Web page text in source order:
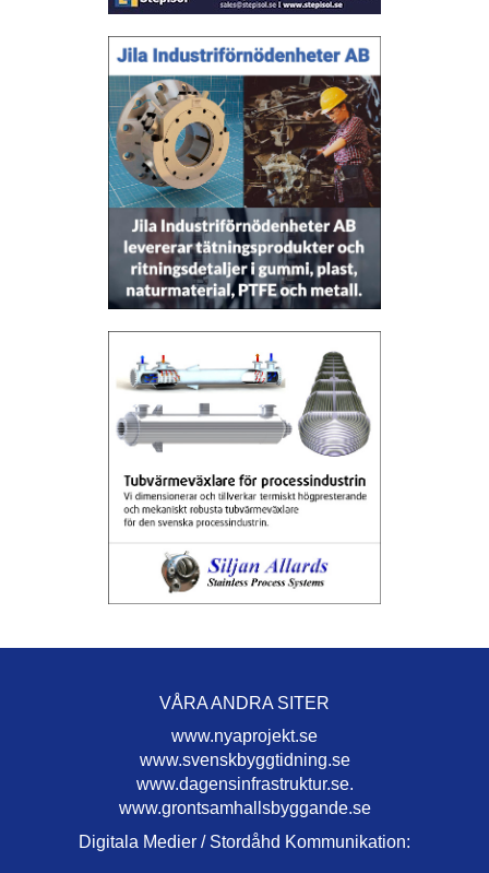
VÅRA ANDRA SITER
www.nyaprojekt.se
www.svenskbyggtidning.se
www.dagensinfrastruktur.se.
www.grontsamhallsbyggande.se
Digitala Medier / Stordåhd Kommunikation: